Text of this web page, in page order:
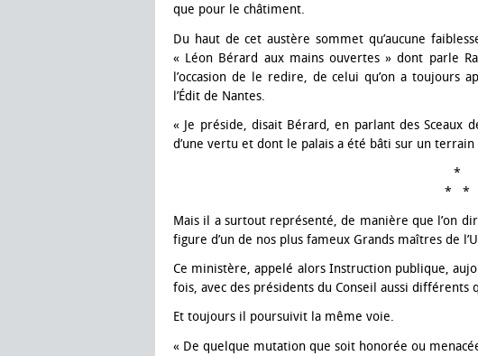
que pour le châtiment.
Du haut de cet austère sommet qu’aucune
« Léon Bérard aux mains ouvertes » dont parle
l’occasion de le redire, de celui qu’on a toujours
l’Édit de Nantes.
« Je préside, disait Bérard, en parlant des Sceaux
d’une vertu et dont le palais a été bâti sur un
*
* *
Mais il a surtout représenté, de manière que l’on
figure d’un de nos plus fameux Grands maîtres de
Ce ministère, appelé alors Instruction publique,
fois, avec des présidents du Conseil aussi différents
Et toujours il poursuivit la même voie.
« De quelque mutation que soit honorée ou